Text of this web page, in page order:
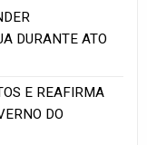
DURANTE ATO
E REAFIRMA
DO